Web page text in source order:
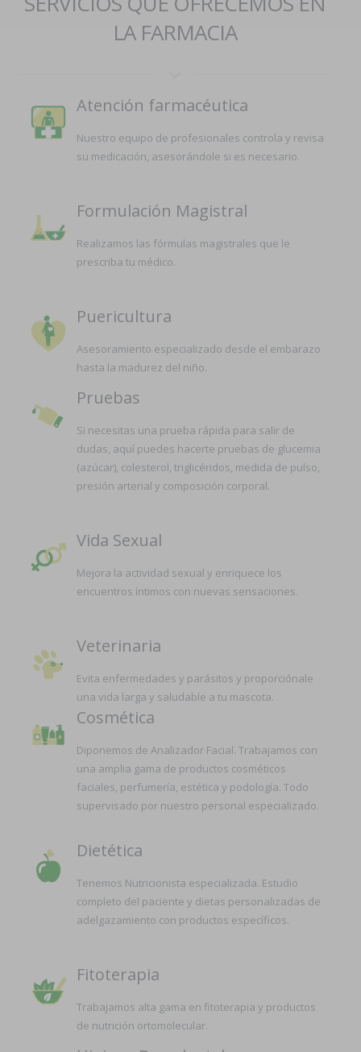
LA FARMACIA
Atención farmacéutica
Nuestro equipo de profesionales controla y revisa
su medicación, asesorándole si es necesario.
Formulación Magistral
Realizamos las fórmulas magistrales que le
prescriba tu médico.
Puericultura
Asesoramiento especializado desde el embarazo
hasta la madurez del niño.
Pruebas
Si necesitas una prueba rápida para salir de
dudas, aquí puedes hacerte pruebas de glucemia
(azúcar), colesterol, triglicéridos, medida de pulso,
presión arterial y composición corporal.
Vida Sexual
Mejora la actividad sexual y enriquece los
encuentros íntimos con nuevas sensaciones.
Veterinaria
Evita enfermedades y parásitos y proporciónale
una vida larga y saludable a tu mascota.
Cosmética
Diponemos de Analizador Facial. Trabajamos con
una amplia gama de productos cosméticos
faciales, perfumería, estética y podología. Todo
supervisado por nuestro personal especializado.
Dietética
Tenemos Nutricionista especializada. Estudio
completo del paciente y dietas personalizadas de
adelgazamiento con productos específicos.
Fitoterapia
Trabajamos alta gama en fitoterapia y productos
de nutrición ortomolecular.